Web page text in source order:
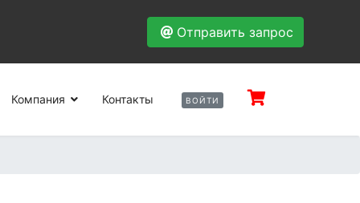
Отправить запрос
Компания Контакты ВОЙТИ